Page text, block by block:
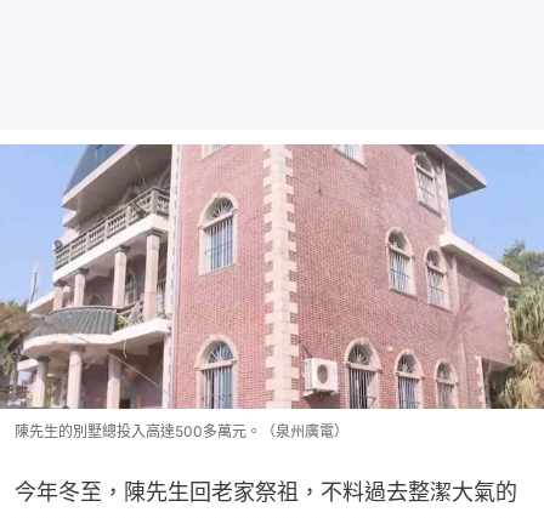
陳先生的別墅總投入高達500多萬元。（泉州廣電）
今年冬至，陳先生回老家祭祖，不料過去整潔大氣的